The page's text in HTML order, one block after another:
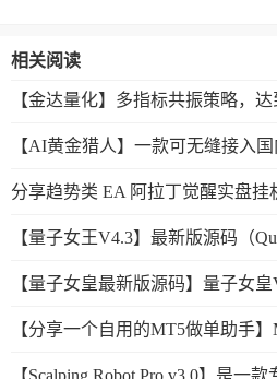
相关阅读
【Scalping Robot Pro v3.0】是一